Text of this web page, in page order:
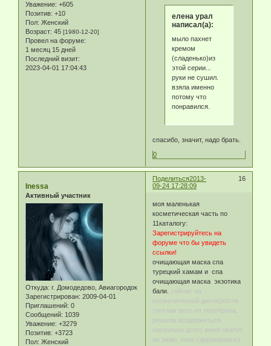
Уважение: +605
Позитив: +10
Пол: Женский
Возраст: 45 [1980-12-20]
Провел на форуме:
1 месяц 15 дней
Последний визит:
2023-04-01 17:04:43
елена урал
написал(а):
мыло пахнет
кремом
(сладенько)из
этой серии...
руки не сушил.
взяла именно
потому что
понравился.
спасибо, значит, надо брать.
0
Поделиться 16
2013-
09-24 17:28:09
Inessa
Активный участник
Откуда: г. Домодедово, Авиагородок
Зарегистрирован: 2009-04-01
Приглашений: 0
Сообщений: 1039
Уважение: +3279
Позитив: +3723
Пол: Женский
моя маленькая
косметическая часть по
11каталогу:
Зарегистрируйтесь на
форуме что бы увидеть
ссылки!
очищающая маска спа
турецкий хамам и спа
очищающая маска экзотика
бали.
сейчас на
косметической диете(после
того как весь нз перебрала,
решила воздержаться,
насколько долго меня хватит
не знаю, пока сдерживаюсь).